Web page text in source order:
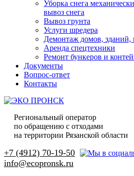
Уборка снега
вывоз снега
Вывоз грунта
Услуги шредера
Демонтаж домов, зданий,
Аренда спецтехники
Ремонт бункеров и
Документы
Вопрос-ответ
Контакты
Региональный оператор
по обращению с отходами
на территории Рязанской области
+7 (4912) 70-19-50